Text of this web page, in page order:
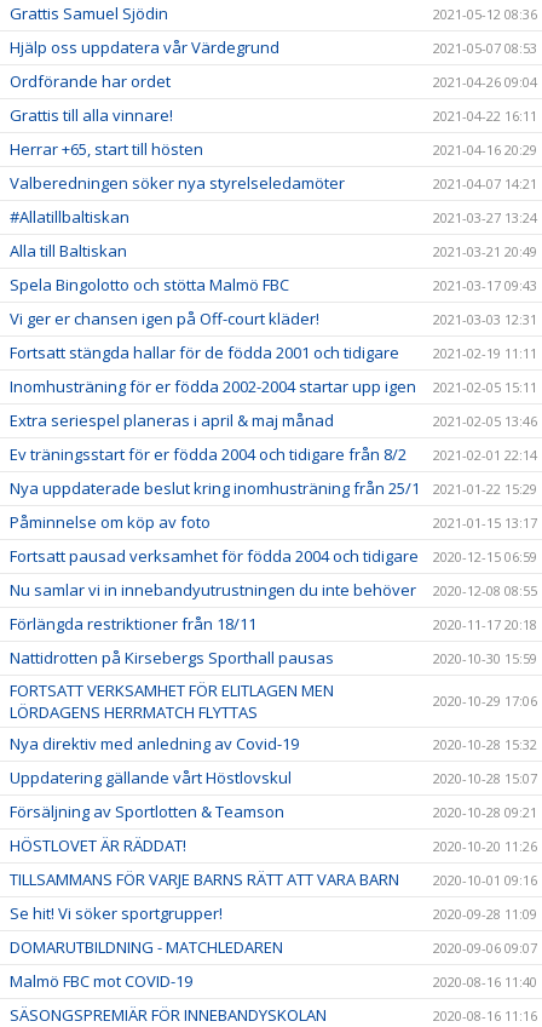
Grattis Samuel Sjödin 2021-05-12 08:36
Hjälp oss uppdatera vår Värdegrund 2021-05-07 08:53
Ordförande har ordet 2021-04-26 09:04
Grattis till alla vinnare! 2021-04-22 16:11
Herrar +65, start till hösten 2021-04-16 20:29
Valberedningen söker nya styrelseledamöter 2021-04-07 14:21
#Allatillbaltiskan 2021-03-27 13:24
Alla till Baltiskan 2021-03-21 20:49
Spela Bingolotto och stötta Malmö FBC 2021-03-17 09:43
Vi ger er chansen igen på Off-court kläder! 2021-03-03 12:31
Fortsatt stängda hallar för de födda 2001 och tidigare 2021-02-19 11:11
Inomhusträning för er födda 2002-2004 startar upp igen 2021-02-05 15:11
Extra seriespel planeras i april & maj månad 2021-02-05 13:46
Ev träningsstart för er födda 2004 och tidigare från 8/2 2021-02-01 22:14
Nya uppdaterade beslut kring inomhusträning från 25/1 2021-01-22 15:29
Påminnelse om köp av foto 2021-01-15 13:17
Fortsatt pausad verksamhet för födda 2004 och tidigare 2020-12-15 06:59
Nu samlar vi in innebandyutrustningen du inte behöver 2020-12-08 08:55
Förlängda restriktioner från 18/11 2020-11-17 20:18
Nattidrotten på Kirsebergs Sporthall pausas 2020-10-30 15:59
FORTSATT VERKSAMHET FÖR ELITLAGEN MEN
LÖRDAGENS HERRMATCH FLYTTAS
2020-10-29 17:06
Nya direktiv med anledning av Covid-19 2020-10-28 15:32
Uppdatering gällande vårt Höstlovskul 2020-10-28 15:07
Försäljning av Sportlotten & Teamson 2020-10-28 09:21
HÖSTLOVET ÄR RÄDDAT! 2020-10-20 11:26
TILLSAMMANS FÖR VARJE BARNS RÄTT ATT VARA BARN 2020-10-01 09:16
Se hit! Vi söker sportgrupper! 2020-09-28 11:09
DOMARUTBILDNING - MATCHLEDAREN 2020-09-06 09:07
Malmö FBC mot COVID-19 2020-08-16 11:40
SÄSONGSPREMIÄR FÖR INNEBANDYSKOLAN 2020-08-16 11:16